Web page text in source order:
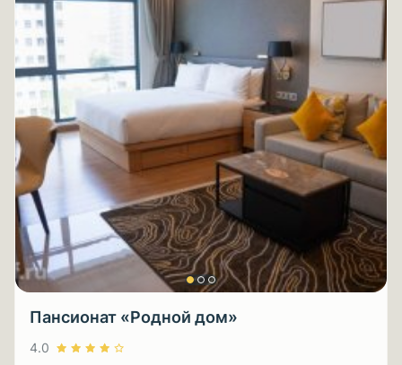
Пансионат «Родной дом»
4.0